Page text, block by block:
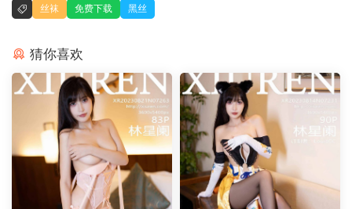
丝袜 免费下载 黑丝
猜你喜欢